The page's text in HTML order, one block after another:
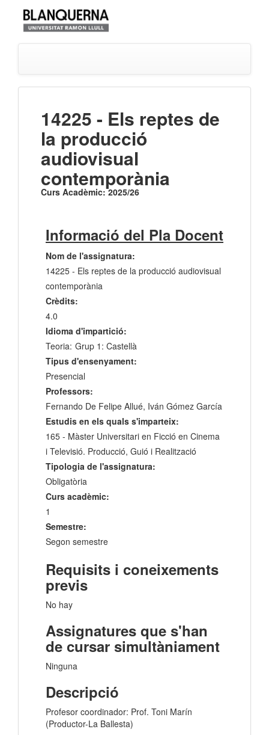
14225 - Els reptes de
la producció
audiovisual
contemporània
Curs Acadèmic: 2025/26
Informació del Pla Docent
Nom de l'assignatura:
14225 - Els reptes de la producció audiovisual
contemporània
Crèdits:
4.0
Idioma d'impartició:
Teoria: Grup 1: Castellà
Tipus d'ensenyament:
Presencial
Professors:
Fernando De Felipe Allué, Iván Gómez García
Estudis en els quals s'imparteix:
165 - Màster Universitari en Ficció en Cinema
i Televisió. Producció, Guió i Realització
Tipologia de l'assignatura:
Obligatòria
Curs acadèmic:
1
Semestre:
Segon semestre
Requisits i coneixements
previs
No hay
Assignatures que s'han
de cursar simultàniament
Ninguna
Descripció
Profesor coordinador: Prof. Toni Marín
(Productor-La Ballesta)